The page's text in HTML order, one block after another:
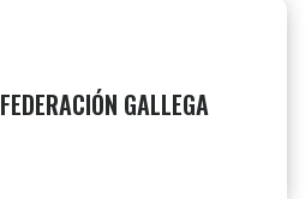
FEDERACIÓN GALLEGA